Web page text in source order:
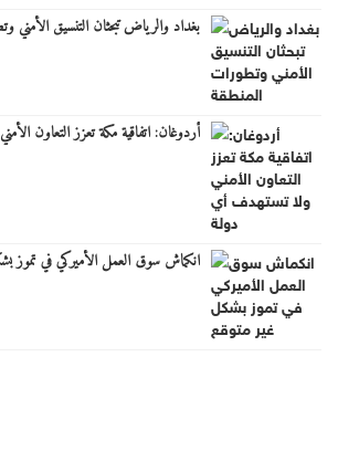
بغداد والرياض تبحثان التنسيق الأمني
أردوغان: اتفاقية مكة تعزز التعاون
انكماش سوق العمل الأميركي في تموز